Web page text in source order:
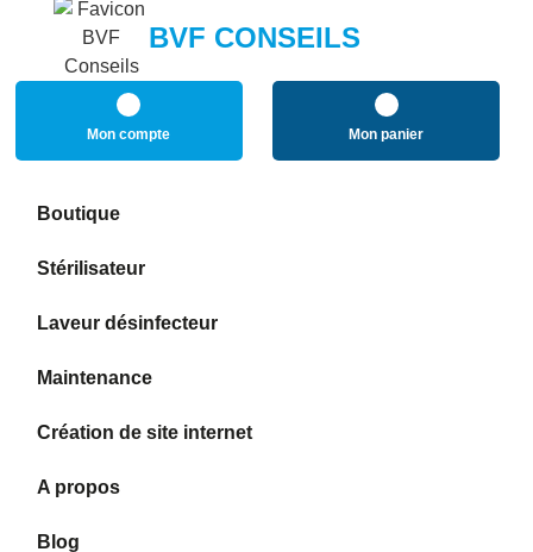
BVF CONSEILS
Mon compte Mon panier
Boutique
Stérilisateur
Laveur désinfecteur
Maintenance
Création de site internet
A propos
Blog